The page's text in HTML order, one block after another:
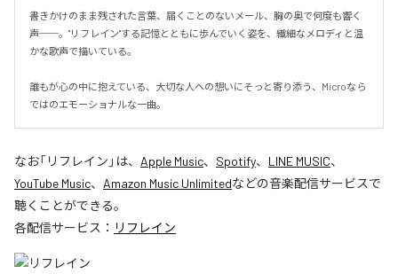
書きかけのまま残された言葉、届くことのないメール、胸の奥で何度も響く
声──。"リフレイン"する記憶とともに歩んでいく姿を、繊細なメロディと温
かな歌声で描いている。
誰もが心の中に抱えている、大切な人への想いにそっと寄り添う、Microなら
ではのエモーショナルな一曲。
なお「リフレイン 」は、 Apple Music、 Spotify、 LINE MUSIC、
YouTube Music、 Amazon Music Unlimitedなどの音楽配信サービスで
聴くことができる。
各配信サービス： リフレイン